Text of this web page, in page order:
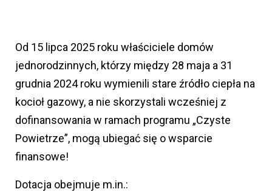
Od 15 lipca 2025 roku właściciele domów
jednorodzinnych, którzy między 28 maja a 31
grudnia 2024 roku wymienili stare źródło ciepła na
kocioł gazowy, a nie skorzystali wcześniej z
dofinansowania w ramach programu „Czyste
Powietrze”, mogą ubiegać się o wsparcie
finansowe!
Dotacja obejmuje m.in.: